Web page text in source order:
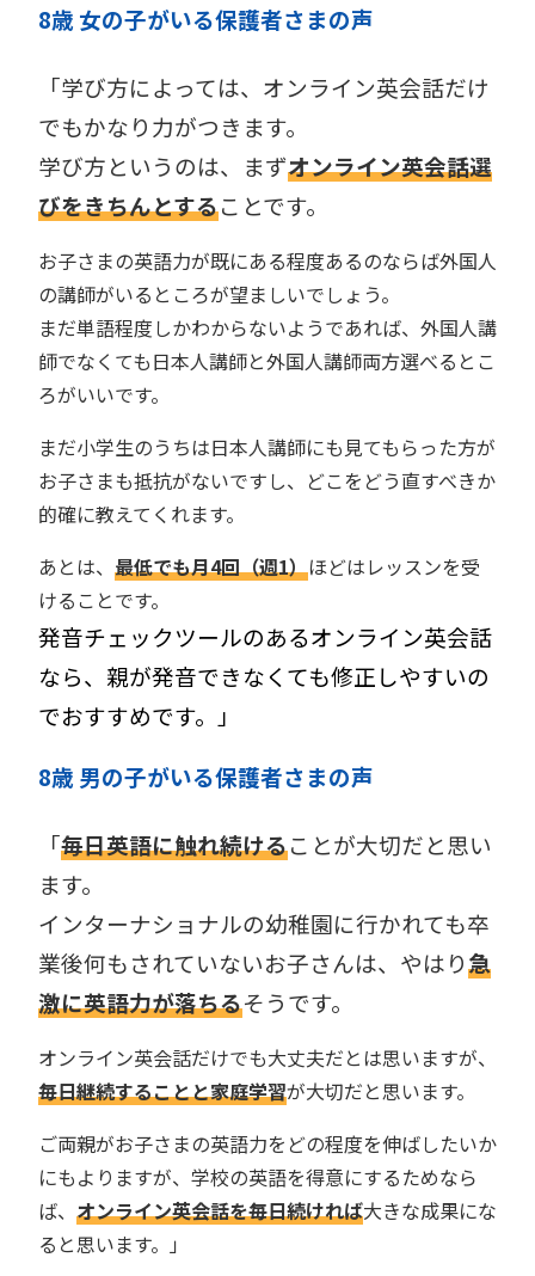
8歳 女の子がいる保護者さまの声
「学び方によっては、オンライン英会話だけ
でもかなり力がつきます。
学び方というのは、まずオンライン英会話選
びをきちんとすることです。
お子さまの英語力が既にある程度あるのならば外国人
の講師がいるところが望ましいでしょう。
まだ単語程度しかわからないようであれば、外国人講
師でなくても日本人講師と外国人講師両方選べるとこ
ろがいいです。
まだ小学生のうちは日本人講師にも見てもらった方が
お子さまも抵抗がないですし、どこをどう直すべきか
的確に教えてくれます。
あとは、 最低でも月4回（週1）ほどはレッスンを受
けることです。
発音チェックツールのあるオンライン英会話
なら、親が発音できなくても修正しやすいの
でおすすめです。」
8歳 男の子がいる保護者さまの声
「毎日英語に触れ続けることが大切だと思い
ます。
インターナショナルの幼稚園に行かれても卒
業後何もされていないお子さんは、やはり急
激に英語力が落ちるそうです。
オンライン英会話だけでも大丈夫だとは思いますが、
毎日継続することと家庭学習が大切だと思います。
ご両親がお子さまの英語力をどの程度を伸ばしたいか
にもよりますが、学校の英語を得意にするためなら
ば、 オンライン英会話を毎日続ければ大きな成果にな
ると思います。」